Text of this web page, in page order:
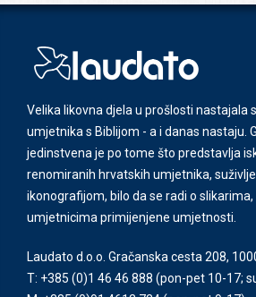
Velika likovna djela u prošlosti nastajala
umjetnika s Biblijom - a i danas nastaju.
jedinstvena je po tome što predstavlja
renomiranih hrvatskih umjetnika,
ikonografijom, bilo da se radi o
umjetnicima primijenjene umjetnosti.
Laudato d.o.o. Gračanska cesta 208,
T: +385 (0)1 46 46 888 (pon-pet 10-17;